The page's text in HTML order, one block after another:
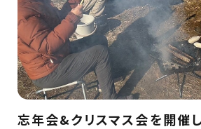
忘年会&クリスマス会を開催